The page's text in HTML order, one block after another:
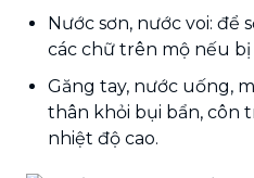
Nước sơn, nước voi: để
các chữ trên mộ nếu bị
Găng tay, nước uống,
thân khỏi bụi bẩn, côn
nhiệt độ cao.